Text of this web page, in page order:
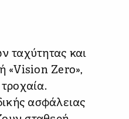
ταχύτητας και
«Vision Zero»,
ασφάλειας